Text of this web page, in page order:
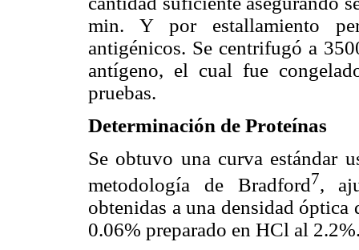
min. Y por estallamiento
antigénicos. Se centrifugó a
antígeno, el cual fue
pruebas.
Determinación de Proteínas
Se obtuvo una curva estándar
metodología de Bradford7,
obtenidas a una densidad
0.06% preparado en HCl al